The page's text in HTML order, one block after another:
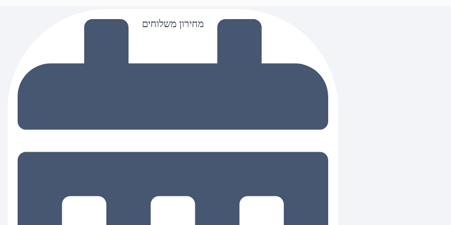
מחירון משלוחים